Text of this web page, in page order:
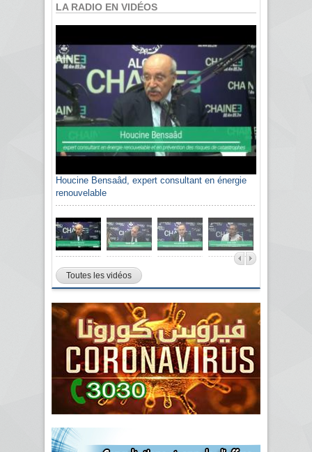
LA RADIO EN VIDÉOS
Houcine Bensaâd, expert consultant en énergie
renouvelable
Sami Agli, président de la Confédération
algérienne du patronat citoyen CAPC
Toutes les vidéos